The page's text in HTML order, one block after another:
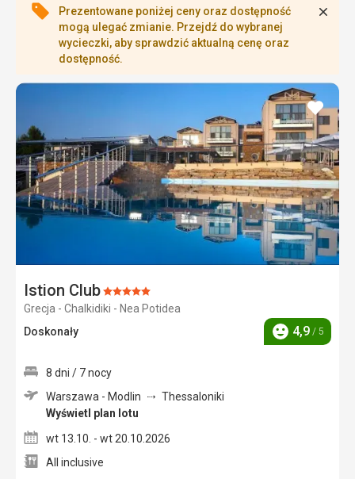
Prezentowane poniżej ceny oraz dostępność
mogą ulegać zmianie. Przejdź do wybranej
wycieczki, aby sprawdzić aktualną cenę oraz
dostępność.
Istion ClubOcena:
5/5
Grecja - Chalkidiki - Nea Potidea
Doskonały
Ocena
4,9 / 5
dodaj
do
8 dni / 7 nocy
Warszawa - Modlin
Thessaloniki
Wyświetl plan lotu
wt 13.10. - wt 20.10.2026
All inclusive